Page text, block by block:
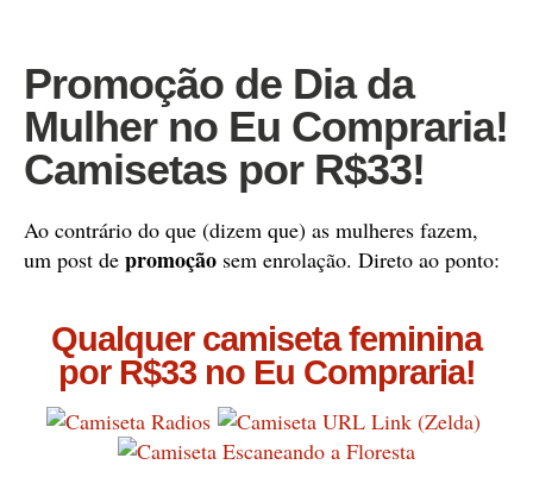
Promoção de Dia da
Mulher no Eu Compraria!
Camisetas por R$33!
Ao contrário do que (dizem que) as mulheres fazem,
um post de promoção sem enrolação. Direto ao ponto:
Qualquer camiseta feminina
por R$33 no Eu Compraria!